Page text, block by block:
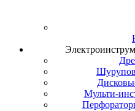
Мульти-